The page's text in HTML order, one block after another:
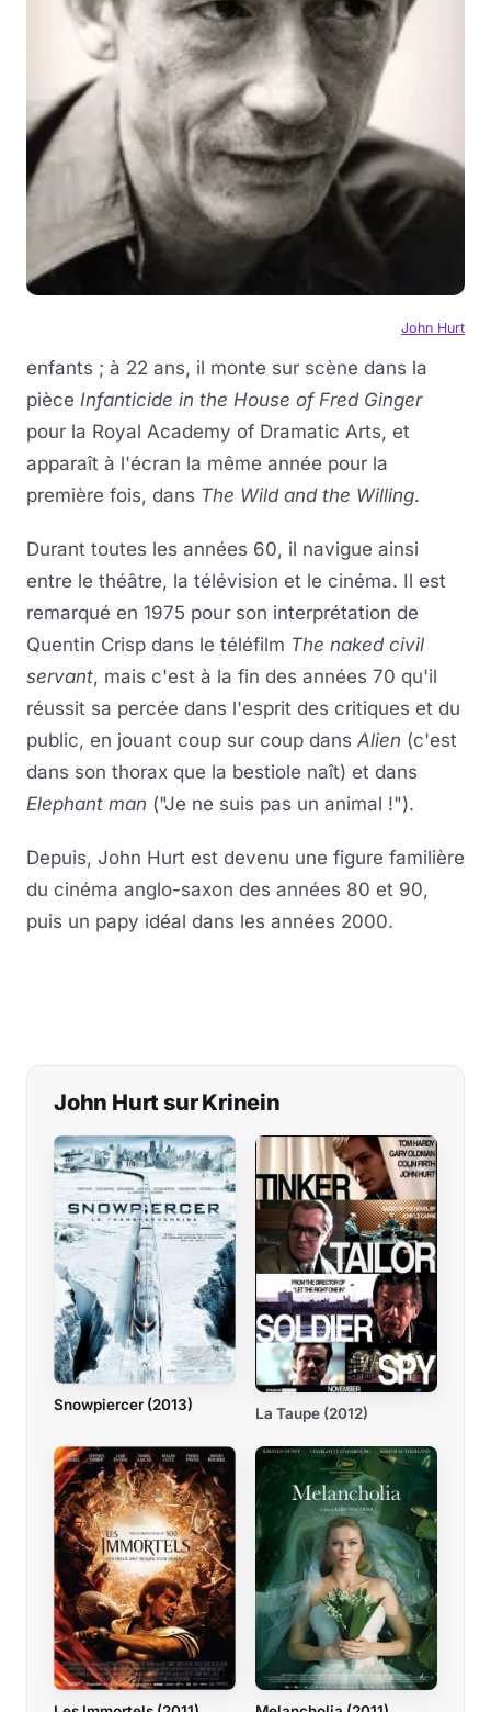
John Hurt
enfants ; à 22 ans, il monte sur scène dans la
pièce Infanticide in the House of Fred Ginger
pour la Royal Academy of Dramatic Arts, et
apparaît à l'écran la même année pour la
première fois, dans The Wild and the Willing.
Durant toutes les années 60, il navigue ainsi
entre le théâtre, la télévision et le cinéma. Il est
remarqué en 1975 pour son interprétation de
Quentin Crisp dans le téléfilm The naked civil
servant, mais c'est à la fin des années 70 qu'il
réussit sa percée dans l'esprit des critiques et du
public, en jouant coup sur coup dans Alien (c'est
dans son thorax que la bestiole naît) et dans
Elephant man ("Je ne suis pas un animal !").
Depuis, John Hurt est devenu une figure familière
du cinéma anglo-saxon des années 80 et 90,
puis un papy idéal dans les années 2000.
John Hurt sur Krinein
Snowpiercer (2013)
La Taupe (2012)